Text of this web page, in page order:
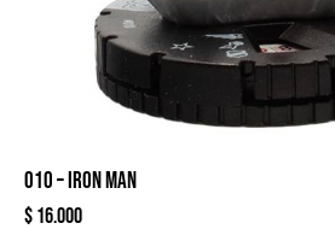
010 – IRON MAN
$16.000